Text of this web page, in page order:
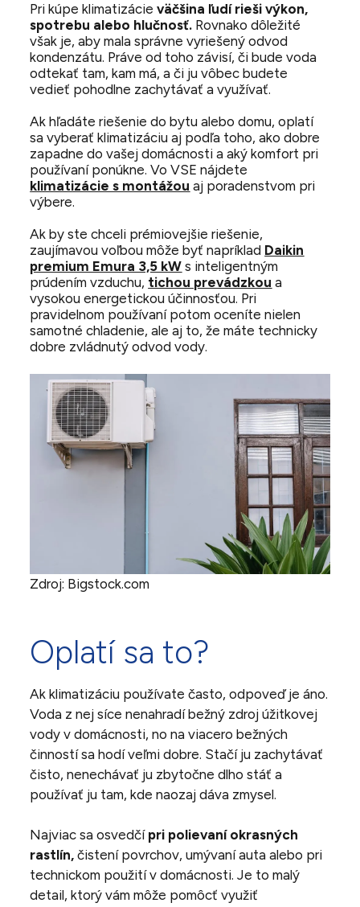
Pri kúpe klimatizácieväčšina ľudí rieši výkon,
spotrebu alebo hlučnosť. Rovnako dôležité
však je, aby mala správne vyriešený odvod
kondenzátu. Práve od toho závisí, či bude voda
odtekať tam, kam má, a či ju vôbec budete
vedieť pohodlne zachytávať a využívať.
Ak hľadáte riešenie do bytu alebo domu, oplatí
sa vyberať klimatizáciu aj podľa toho, ako dobre
zapadne do vašej domácnosti a aký komfort pri
používaní ponúkne. Vo VSE nájdete
klimatizácie s montážou aj poradenstvom pri
výbere.
Ak by ste chceli prémiovejšie riešenie,
zaujímavou voľbou môže byť napríklad Daikin
premium Emura 3,5 kW s inteligentným
prúdením vzduchu, tichou prevádzkou a
vysokou energetickou účinnosťou. Pri
pravidelnom používaní potom oceníte nielen
samotné chladenie, ale aj to, že máte technicky
dobre zvládnutý odvod vody.
Zdroj: Bigstock.com
Oplatí sa to?
Ak klimatizáciu používate často, odpoveď je áno.
Voda z nej síce nenahradí bežný zdroj úžitkovej
vody v domácnosti, no na viacero bežných
činností sa hodí veľmi dobre. Stačí ju zachytávať
čisto, nenechávať ju zbytočne dlho stáť a
používať ju tam, kde naozaj dáva zmysel.
Najviac sa osvedčí pri polievaní okrasných
rastlín, čistení povrchov, umývaní auta alebo pri
technickom použití v domácnosti. Je to malý
detail, ktorý vám môže pomôcť využiť